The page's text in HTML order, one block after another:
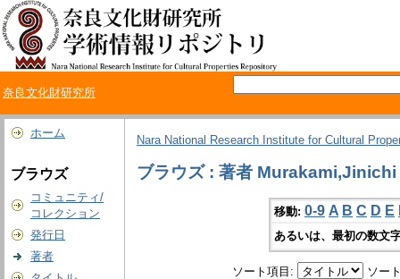
奈良文化財研究所
ホーム
ブラウズ
コミュニティ/
コレクション
発行日
著者
Nara National Research Institute for Cultural
ブラウズ : 著者 Murakami,Jinichi
移動: 0-9 A B C D E
あるいは、最初の数文
ソート項目: ソー